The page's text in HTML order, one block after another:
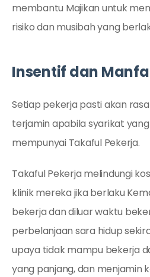
membantu Majikan untuk
risiko dan musibah yang
Insentif dan
Setiap pekerja pasti akan
terjamin apabila syarikat
mempunyai Takaful Pekerja.
Takaful Pekerja melindungi
klinik mereka jika berlaku
bekerja dan diluar waktu
perbelanjaan sara hidup
upaya tidak mampu bekerja
yang panjang, dan menjamin